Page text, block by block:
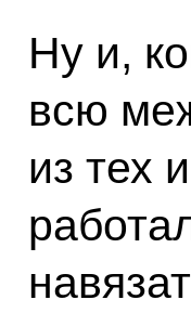
Ну и,
всю
из тех